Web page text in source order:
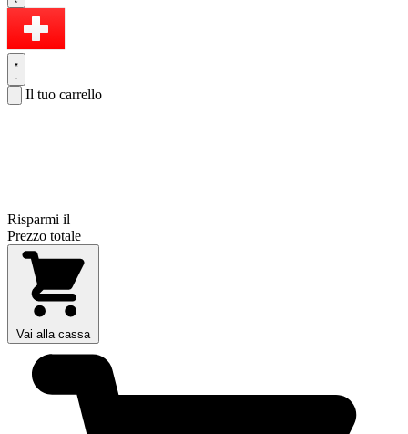
Il tuo carrello
Risparmi il
Prezzo totale
Vai alla cassa